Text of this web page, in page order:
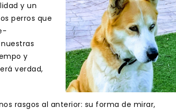
y un
perros que
y
verdad,
rasgos al anterior: su forma de mirar,